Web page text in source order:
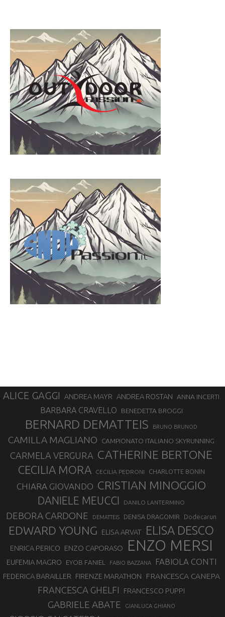
ALICE GAGGI ANDREA MAYR ANDREA ROSTAN ANNA INCERTI
BARBARA CRAVELLO BENEDETTA BROGGI
BERNARD DEMATTEIS BRUNO BRUNOD
CAMILLA MAGLIANO CAMPIONATO ITALIANO SKYRUNNING
CARMELA VERGURA CATHERINE BERTONE
CECILIA MORA CECILIA PEDRONI CHARLOTTE BONIN
CHIARA GIOVANDO CRISTIAN MINOGGIO
DANIELE MEUCCI DANILO LANTERMINO
DEBORA CARDONE DEMATTEIS DENISA DRAGOMIR Dodecarun
EDWARD YOUNG ELISA ARVAT ELISA DESCO
ENRICA PERICO ENZO CAPORASO ENZO MERSI
EUFEMIA MAGRO EYOB FANIEL FABIO BAZZANA FABIOLA CONTI
FEDERICA BARAILLER FIRENZE MARATHON FRANCESCA CANEPA
FRANCESCA GHELFI FRANCESCO PUPPI
GABRIELE ABATE GIANLUCA GHIANO